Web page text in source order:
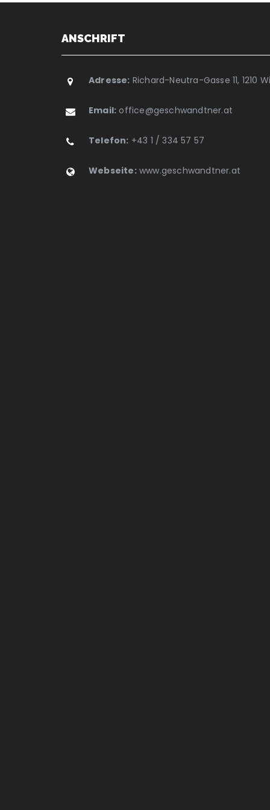
ANSCHRIFT
Adresse: Richard-Neutra-Gasse 11, 1210
Email: office@geschwandtner.at
Telefon: +43 1 / 334 57 57
Webseite:www.geschwandtner.at